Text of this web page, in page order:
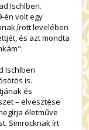
Ischlben.
én volt egy
levelében
és azt mondta
Ischlben
is.
és
– elvesztése
életműve
Simrocknak írt